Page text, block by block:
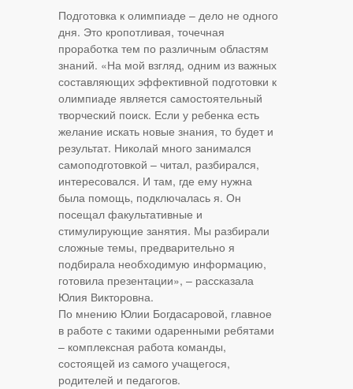
Подготовка к олимпиаде – дело не одного
дня. Это кропотливая, точечная
проработка тем по различным областям
знаний. «На мой взгляд, одним из важных
составляющих эффективной подготовки к
олимпиаде является самостоятельный
творческий поиск. Если у ребенка есть
желание искать новые знания, то будет и
результат. Николай много занимался
самоподготовкой – читал, разбирался,
интересовался. И там, где ему нужна
была помощь, подключалась я. Он
посещал факультативные и
стимулирующие занятия. Мы разбирали
сложные темы, предварительно я
подбирала необходимую информацию,
готовила презентации», – рассказала
Юлия Викторовна.
По мнению Юлии Богдасаровой, главное
в работе с такими одаренными ребятами
– комплексная работа команды,
состоящей из самого учащегося,
родителей и педагогов.